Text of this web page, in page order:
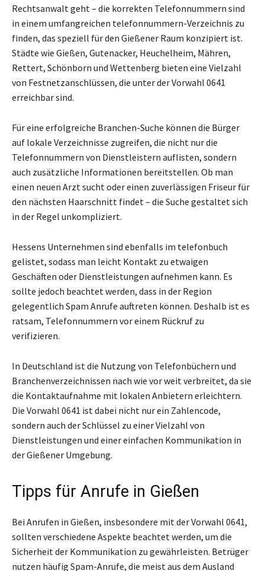
Rechtsanwalt geht – die korrekten Telefonnummern sind
in einem umfangreichen telefonnummern-Verzeichnis zu
finden, das speziell für den Gießener Raum konzipiert ist.
Städte wie Gießen, Gutenacker, Heuchelheim, Mähren,
Rettert, Schönborn und Wettenberg bieten eine Vielzahl
von Festnetzanschlüssen, die unter der Vorwahl 0641
erreichbar sind.
Für eine erfolgreiche Branchen-Suche können die Bürger
auf lokale Verzeichnisse zugreifen, die nicht nur die
Telefonnummern von Dienstleistern auflisten, sondern
auch zusätzliche Informationen bereitstellen. Ob man
einen neuen Arzt sucht oder einen zuverlässigen Friseur für
den nächsten Haarschnitt findet – die Suche gestaltet sich
in der Regel unkompliziert.
Hessens Unternehmen sind ebenfalls im telefonbuch
gelistet, sodass man leicht Kontakt zu etwaigen
Geschäften oder Dienstleistungen aufnehmen kann. Es
sollte jedoch beachtet werden, dass in der Region
gelegentlich Spam Anrufe auftreten können. Deshalb ist es
ratsam, Telefonnummern vor einem Rückruf zu
verifizieren.
In Deutschland ist die Nutzung von Telefonbüchern und
Branchenverzeichnissen nach wie vor weit verbreitet, da sie
die Kontaktaufnahme mit lokalen Anbietern erleichtern.
Die Vorwahl 0641 ist dabei nicht nur ein Zahlencode,
sondern auch der Schlüssel zu einer Vielzahl von
Dienstleistungen und einer einfachen Kommunikation in
der Gießener Umgebung.
Tipps für Anrufe in Gießen
Bei Anrufen in Gießen, insbesondere mit der Vorwahl 0641,
sollten verschiedene Aspekte beachtet werden, um die
Sicherheit der Kommunikation zu gewährleisten. Betrüger
nutzen häufig Spam-Anrufe, die meist aus dem Ausland